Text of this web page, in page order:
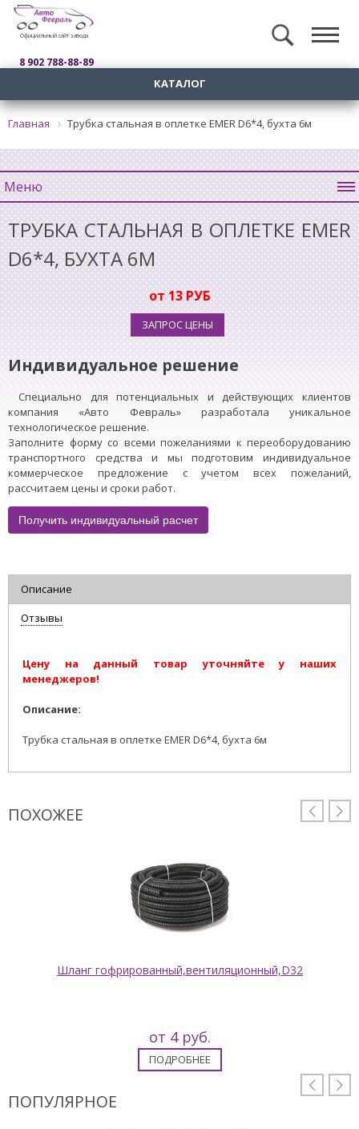
Официальный сайт завода
8 902 788-88-89
КАТАЛОГ
Главная Трубка стальная в оплетке EMER D6*4, бухта 6м
Меню
ТРУБКА СТАЛЬНАЯ В ОПЛЕТКЕ EMER
D6*4, БУХТА 6М
от 13 РУБ
ЗАПРОС ЦЕНЫ
Индивидуальное решение
Специально для потенциальных и действующих клиентов
компания «Авто Февраль» разработала уникальное
технологическое решение.
Заполните форму со всеми пожеланиями к переоборудованию
транспортного средства и мы подготовим индивидуальное
коммерческое предложение с учетом всех пожеланий,
рассчитаем цены и сроки работ.
Получить индивидуальный расчет
Описание
Отзывы
Цену на данный товар уточняйте у наших
менеджеров!
Описание:
Трубка стальная в оплетке EMER D6*4, бухта 6м
 
ПОХОЖЕЕ
Шланг гофрированный,вентиляционный,D32
от 4 руб.
ПОДРОБНЕЕ
 
ПОПУЛЯРНОЕ